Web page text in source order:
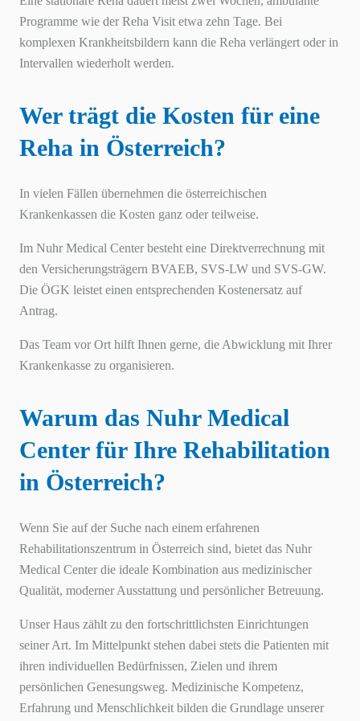
Programme wie der Reha Visit etwa zehn Tage. Bei
komplexen Krankheitsbildern kann die Reha verlängert oder in
Intervallen wiederholt werden.
Wer trägt die Kosten für eine
Reha in Österreich?
In vielen Fällen übernehmen die österreichischen
Krankenkassen die Kosten ganz oder teilweise.
Im Nuhr Medical Center besteht eine Direktverrechnung mit
den Versicherungsträgern BVAEB, SVS-LW und SVS-GW.
Die ÖGK leistet einen entsprechenden Kostenersatz auf
Antrag.
Das Team vor Ort hilft Ihnen gerne, die Abwicklung mit Ihrer
Krankenkasse zu organisieren.
Warum das Nuhr Medical
Center für Ihre Rehabilitation
in Österreich?
Wenn Sie auf der Suche nach einem erfahrenen
Rehabilitationszentrum in Österreich sind, bietet das Nuhr
Medical Center die ideale Kombination aus medizinischer
Qualität, moderner Ausstattung und persönlicher Betreuung.
Unser Haus zählt zu den fortschrittlichsten Einrichtungen
seiner Art. Im Mittelpunkt stehen dabei stets die Patienten mit
ihren individuellen Bedürfnissen, Zielen und ihrem
persönlichen Genesungsweg. Medizinische Kompetenz,
Erfahrung und Menschlichkeit bilden die Grundlage unserer